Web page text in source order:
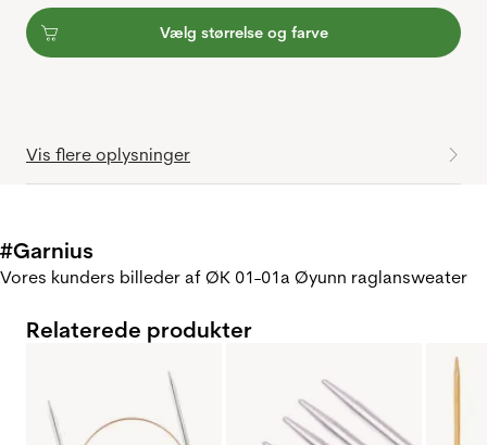
Vælg størrelse og farve
Vis flere oplysninger
#Garnius
Vores kunders billeder af ØK 01-01a Øyunn raglansweater
Relaterede produkter